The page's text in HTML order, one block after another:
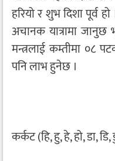
हरियो र शुभ दिशा पूर्व
अचानक यात्रामा
मन्त्रलाई कम्तीमा ०८
पनि लाभ हुनेछ ।
कर्कट (हि, हु, हे, हो, डा,